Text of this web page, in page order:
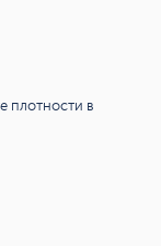
плотности в